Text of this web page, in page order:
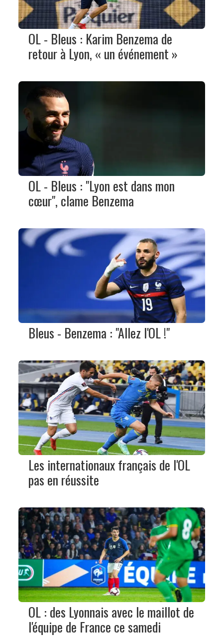
OL - Bleus : Karim Benzema de
retour à Lyon, « un événement »
OL - Bleus : "Lyon est dans mon
cœur", clame Benzema
Bleus - Benzema : "Allez l'OL !"
Les internationaux français de l'OL
pas en réussite
OL : des Lyonnais avec le maillot de
l'équipe de France ce samedi